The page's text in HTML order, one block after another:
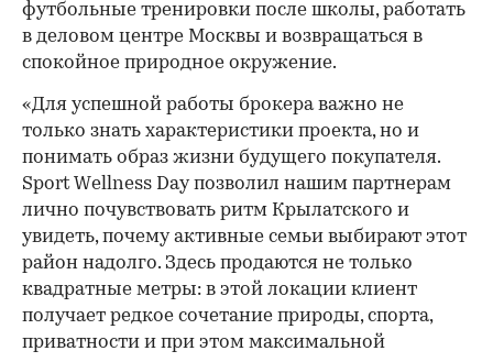
футбольные тренировки после школы, работать
в деловом центре Москвы и возвращаться в
спокойное природное окружение.
«Для успешной работы брокера важно не
только знать характеристики проекта, но и
понимать образ жизни будущего покупателя.
Sport Wellness Day позволил нашим партнерам
лично почувствовать ритм Крылатского и
увидеть, почему активные семьи выбирают этот
район надолго. Здесь продаются не только
квадратные метры: в этой локации клиент
получает редкое сочетание природы, спорта,
приватности и при этом максимальной